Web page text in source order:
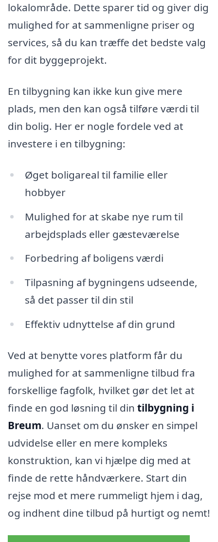
lokalområde. Dette sparer tid og giver dig
mulighed for at sammenligne priser og
services, så du kan træffe det bedste valg
for dit byggeprojekt.
En tilbygning kan ikke kun give mere
plads, men den kan også tilføre værdi til
din bolig. Her er nogle fordele ved at
investere i en tilbygning:
Øget boligareal til familie eller
hobbyer
Mulighed for at skabe nye rum til
arbejdsplads eller gæsteværelse
Forbedring af boligens værdi
Tilpasning af bygningens udseende,
så det passer til din stil
Effektiv udnyttelse af din grund
Ved at benytte vores platform får du
mulighed for at sammenligne tilbud fra
forskellige fagfolk, hvilket gør det let at
finde en god løsning til din tilbygning i
Breum. Uanset om du ønsker en simpel
udvidelse eller en mere kompleks
konstruktion, kan vi hjælpe dig med at
finde de rette håndværkere. Start din
rejse mod et mere rummeligt hjem i dag,
og indhent dine tilbud på hurtigt og nemt!